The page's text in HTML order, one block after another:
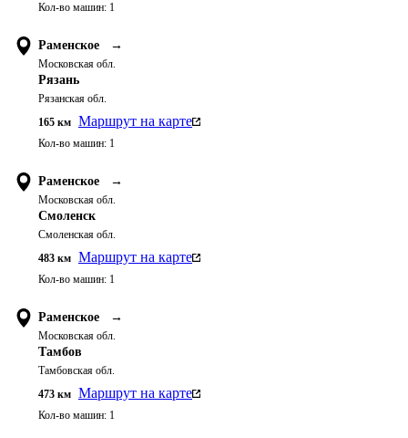
Кол-во машин: 1
Раменское →
Московская обл.
Рязань
Рязанская обл.
165 км Маршрут на карте
Кол-во машин: 1
Раменское →
Московская обл.
Смоленск
Смоленская обл.
483 км Маршрут на карте
Кол-во машин: 1
Раменское →
Московская обл.
Тамбов
Тамбовская обл.
473 км Маршрут на карте
Кол-во машин: 1